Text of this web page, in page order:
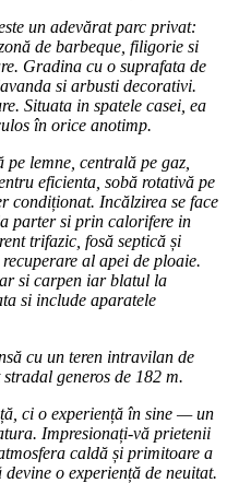
un adevărat parc privat:
de barbeque, filigorie si
Gradina cu o suprafata de
si arbusti decorativi.
Situata in spatele casei, ea
în orice anotimp.
lemne, centrală pe gaz,
eficienta, sobă rotativă pe
condiționat. Incălzirea se face
parter si prin calorifere in
trifazic, fosă septică și
al apei de ploaie.
si carpen iar blatul la
si include aparatele
cu un teren intravilan de
generos de 182 m.
ci o experiență în sine — un
Impresionați-vă prietenii
caldă și primitoare a
o experiență de neuitat.